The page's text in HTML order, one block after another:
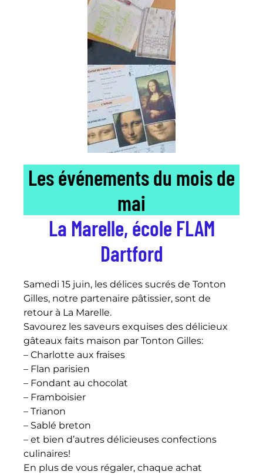
Les événements du mois de
mai
La Marelle, école FLAM
Dartford
Samedi 15 juin, les délices sucrés de Tonton
Gilles, notre partenaire pâtissier, sont de
retour à La Marelle.
Savourez les saveurs exquises des délicieux
gâteaux faits maison par Tonton Gilles:
– Charlotte aux fraises
– Flan parisien
– Fondant au chocolat
– Framboisier
– Trianon
– Sablé breton
– et bien d’autres délicieuses confections
culinaires!
En plus de vous régaler, chaque achat